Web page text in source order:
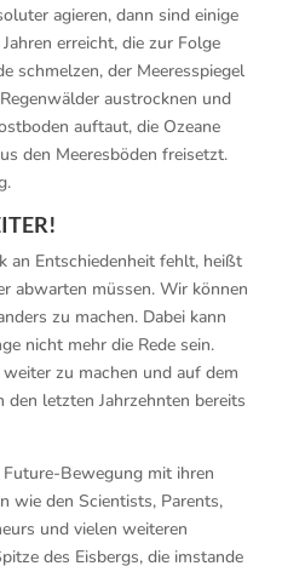
agieren, dann sind einige
erreicht, die zur Folge
schmelzen, der Meeresspiegel
austrocknen und
auftaut, die Ozeane
den Meeresböden freisetzt.
an Entschiedenheit fehlt, heißt
abwarten müssen. Wir können
zu machen. Dabei kann
nicht mehr die Rede sein.
zu machen und auf dem
letzten Jahrzehnten bereits
Bewegung mit ihren
wie den Scientists, Parents,
und vielen weiteren
des Eisbergs, die imstande